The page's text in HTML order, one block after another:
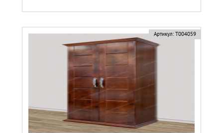
Артикул: Т004059